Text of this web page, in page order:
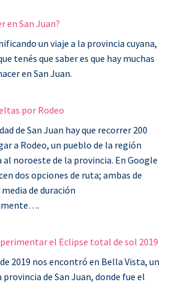
en San Juan?
un viaje a la provincia cuyana,
tenés que saber es que hay muchas
en San Juan.
por Rodeo
de San Juan hay que recorrer 200
a Rodeo, un pueblo de la región
noroeste de la provincia. En Google
dos opciones de ruta; ambas de
de duración
el Eclipse total de sol 2019
2019 nos encontró en Bella Vista, un
provincia de San Juan, donde fue el